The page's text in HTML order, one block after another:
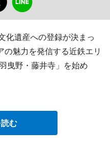
化遺産への登録が決まっ
魅力を発信する近鉄エリ
曳野・藤井寺」を始め
む